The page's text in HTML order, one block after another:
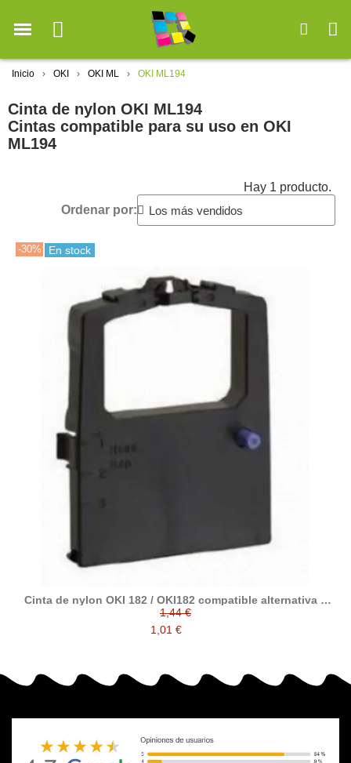
Inicio OKI OKI ML OKI ML194
Cinta de nylon OKI ML194
Cintas compatible para su uso en OKI
ML194
Hay 1 producto.
Ordenar por:
-30% En stock
Cinta de nylon OKI 182 / OKI182 compatible alternativa a
09002303
1,44 €
1,01 €